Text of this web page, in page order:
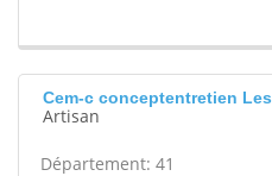
Cem-c conceptentretien
Artisan
Département: 41